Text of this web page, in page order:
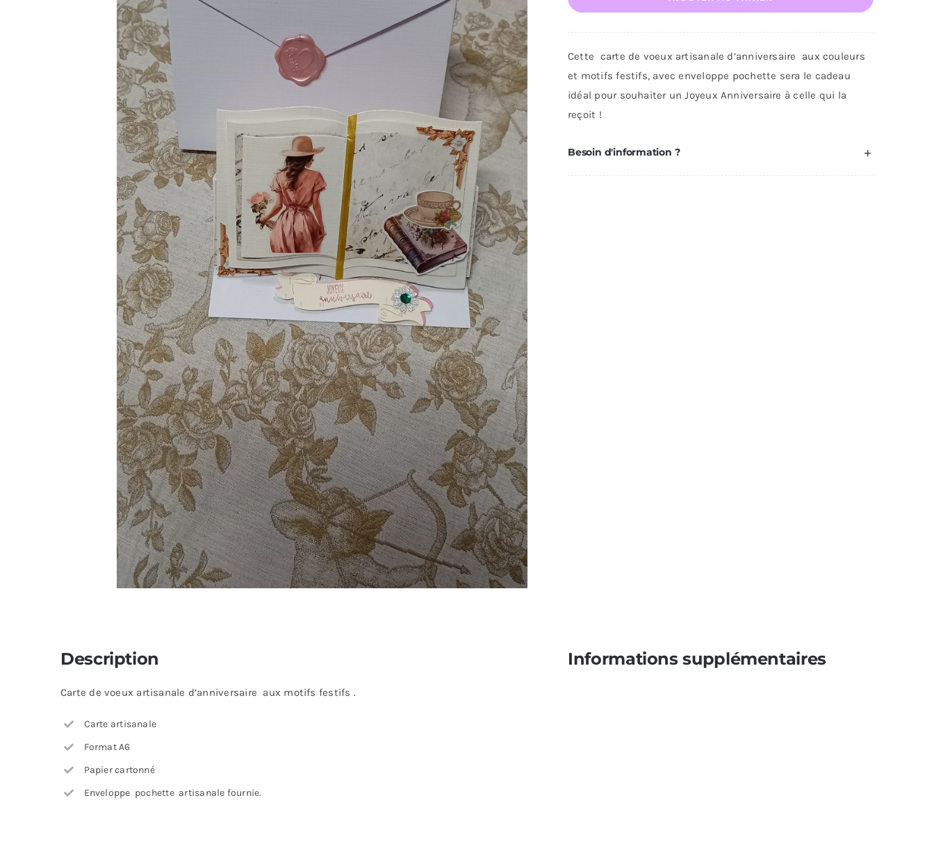
Cette carte de voeux artisanale d’anniversaire aux couleurs
et motifs festifs, avec enveloppe pochette sera le cadeau
idéal pour souhaiter un Joyeux Anniversaire à celle qui la
reçoit !
Besoin d'information ?
Description
Carte de voeux artisanale d’anniversaire aux motifs festifs .
Carte artisanale
Format A6
Papier cartonné
Enveloppe pochette artisanale fournie.
Informations supplémentaires